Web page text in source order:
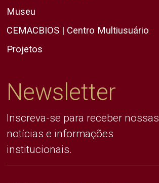
Museu
CEMACBIOS | Centro Multiusuário
Projetos
Newsletter
Inscreva-se para receber nossas
notícias e informações
institucionais.